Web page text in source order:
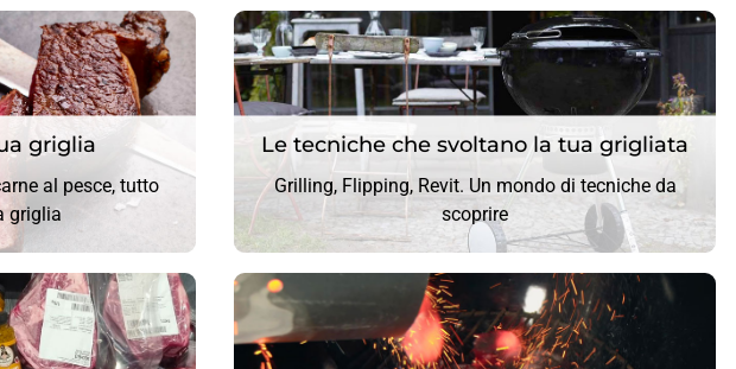
griglia
al pesce, tutto
griglia
griglia
Le tecniche che svoltano la tua grigliata
Grilling, Flipping, Revit. Un mondo di tecniche da
scoprire
Le tecniche che svoltano la tua grigliata
CLICCA QUI